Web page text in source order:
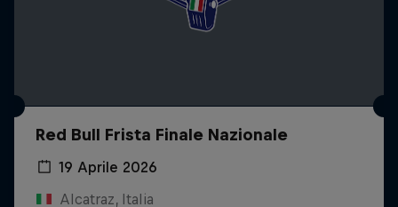
Red Bull Frista Finale Nazionale
19 Aprile 2026
Alcatraz, Italia